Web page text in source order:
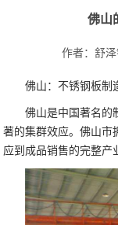
佛山
作者：舒泽
佛山：不锈钢板制
佛山是中国著名的
著的集群效应。佛山市
应到成品销售的完整产